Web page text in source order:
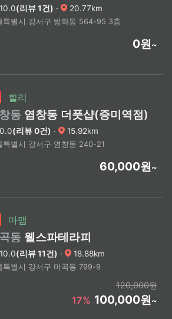
10.0(리뷰 1건) · 20.77km
특별시 강서구 방화동 564-95 3층
0원~
힐리
동 염창동 더풋샵(증미역점)
0.0(리뷰 0건) · 15.92km
특별시 강서구 염창동 240-21
60,000원~
마맵
동 웰스파테라피
10.0(리뷰 11건) · 18.88km
특별시 강서구 마곡동 799-9
120,000원
17% 100,000원~